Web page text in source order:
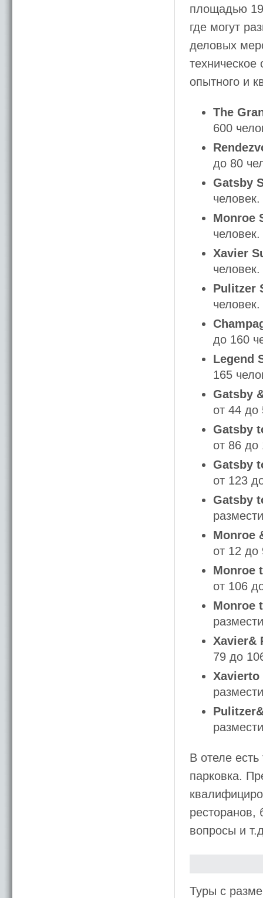
площадью
где могут
деловых
опытного и
The
600
до 80
Gatsby
человек.
Monroe
человек.
Xavier
человек.
Pulitzer
человек.
до 160
Legend
165
Gatsby
от 44 до
Gatsby
от 86 до
Gatsby
от 123
Gatsby
Monroe
от 12 до
Monroe
от 106
Monroe
Xavier&
79 до
Xavierto
В отеле
парковка.
ресторанов,
вопросы и
Туры с